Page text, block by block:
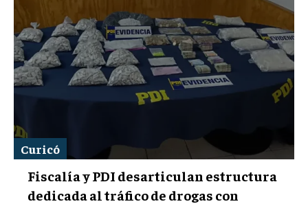
Curicó
Fiscalía y PDI desarticulan estructura
dedicada al tráfico de drogas con